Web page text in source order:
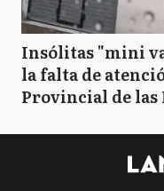
Insólitas "mini
la falta de
Provincial de las